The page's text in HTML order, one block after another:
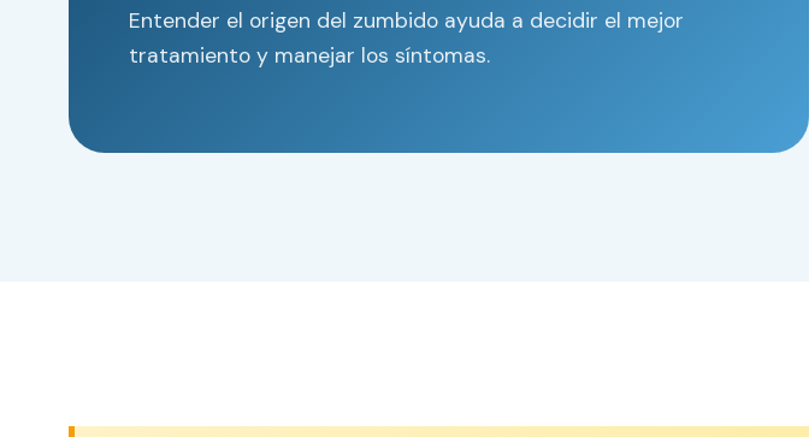
Entender el origen del zumbido ayuda a decidir el mejor
tratamiento y manejar los síntomas.